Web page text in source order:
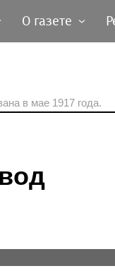
О газете
в мае 1917 года.
ткачества на